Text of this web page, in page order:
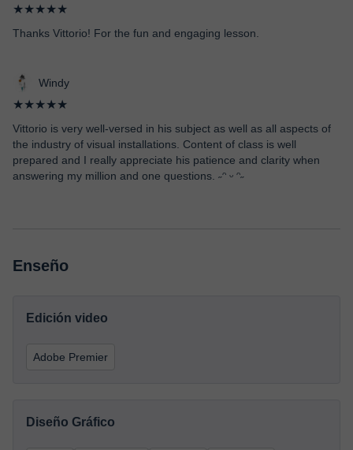
★★★★★
Thanks Vittorio! For the fun and engaging lesson.
Windy
★★★★★
Vittorio is very well-versed in his subject as well as all aspects of
the industry of visual installations. Content of class is well
prepared and I really appreciate his patience and clarity when
answering my million and one questions. ˶ᵔ ᵕ ᵔ˶
Enseño
Edición video
Adobe Premier
Diseño Gráfico